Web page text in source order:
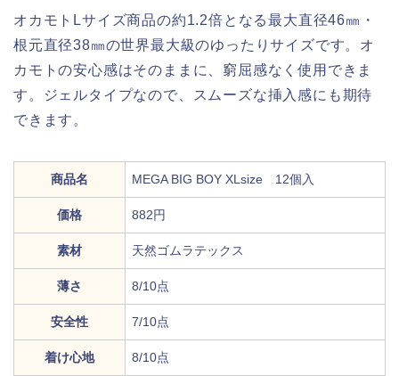
オカモトLサイズ商品の約1.2倍となる最大直径46㎜・
根元直径38㎜の世界最大級のゆったりサイズです。オ
カモトの安心感はそのままに、窮屈感なく使用できま
す。ジェルタイプなので、スムーズな挿入感にも期待
できます。
商品名 MEGA BIG BOY XLsize 12個入
価格 882円
素材 天然ゴムラテックス
薄さ 8/10点
安全性 7/10点
着け心地 8/10点